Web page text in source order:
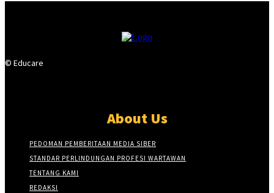
© Educare
About Us
PEDOMAN PEMBERITAAN MEDIA SIBER
STANDAR PERLINDUNGAN PROFESI WARTAWAN
TENTANG KAMI
REDAKSI